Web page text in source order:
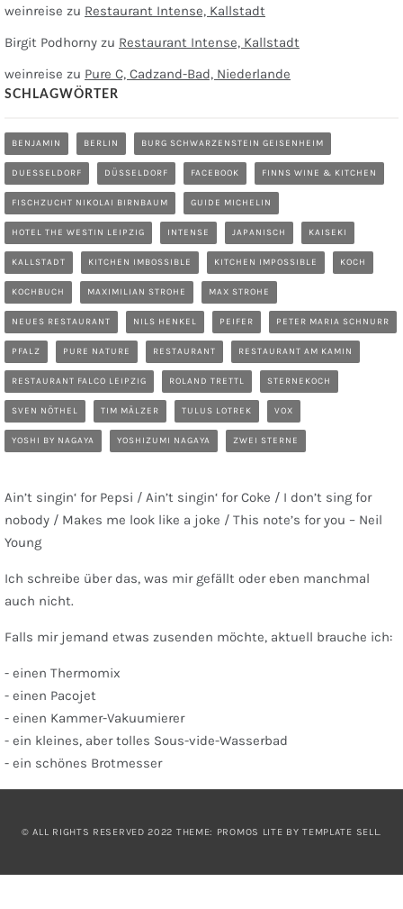
weinreise zu Restaurant Intense, Kallstadt
Birgit Podhorny zu Restaurant Intense, Kallstadt
weinreise zu Pure C, Cadzand-Bad, Niederlande
SCHLAGWÖRTER
BENJAMIN BERLIN BURG SCHWARZENSTEIN GEISENHEIM
DUESSELDORF DÜSSELDORF FACEBOOK FINNS WINE & KITCHEN
FISCHZUCHT NIKOLAI BIRNBAUM GUIDE MICHELIN
HOTEL THE WESTIN LEIPZIG INTENSE JAPANISCH KAISEKI
KALLSTADT KITCHEN IMBOSSIBLE KITCHEN IMPOSSIBLE KOCH
KOCHBUCH MAXIMILIAN STROHE MAX STROHE
NEUES RESTAURANT NILS HENKEL PEIFER PETER MARIA SCHNURR
PFALZ PURE NATURE RESTAURANT RESTAURANT AM KAMIN
RESTAURANT FALCO LEIPZIG ROLAND TRETTL STERNEKOCH
SVEN NÖTHEL TIM MÄLZER TULUS LOTREK VOX
YOSHI BY NAGAYA YOSHIZUMI NAGAYA ZWEI STERNE
Ain’t singin‘ for Pepsi / Ain’t singin‘ for Coke / I don’t sing for
nobody / Makes me look like a joke / This note’s for you – Neil
Young
Ich schreibe über das, was mir gefällt oder eben manchmal
auch nicht.
Falls mir jemand etwas zusenden möchte, aktuell brauche ich:
- einen Thermomix
- einen Pacojet
- einen Kammer-Vakuumierer
- ein kleines, aber tolles Sous-vide-Wasserbad
- ein schönes Brotmesser
© ALL RIGHTS RESERVED 2022 THEME: PROMOS LITE BYTEMPLATE SELL.